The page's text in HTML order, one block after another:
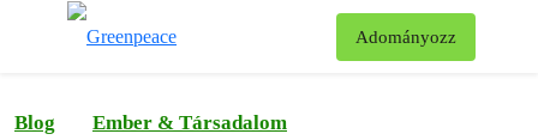
Adományozz
Blog Ember & Társadalom